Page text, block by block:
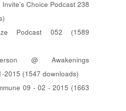
Invite's Choice Podcast 238
Podcast 052 (1589
@ Awakenings
2015 (1547 downloads)
09 - 02 - 2015 (1663